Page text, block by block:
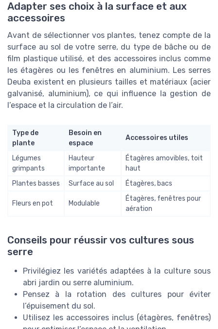
Adapter ses choix à la surface et aux
accessoires
Avant de sélectionner vos plantes, tenez compte de la
surface au sol de votre serre, du type de bâche ou de
film plastique utilisé, et des accessoires inclus comme
les étagères ou les fenêtres en aluminium. Les serres
Deuba existent en plusieurs tailles et matériaux (acier
galvanisé, aluminium), ce qui influence la gestion de
l’espace et la circulation de l’air.
Type de
plante
Besoin en
espace
Accessoires utiles
Légumes
grimpants
Hauteur
importante
Étagères amovibles, toit
haut
Plantes basses
Surface au sol Étagères, bacs
Fleurs en pot Modulable
Étagères, fenêtres pour
aération
Conseils pour réussir vos cultures sous
serre
Privilégiez les variétés adaptées à la culture sous
abri jardin ou serre aluminium.
Pensez à la rotation des cultures pour éviter
l’épuisement du sol.
Utilisez les accessoires inclus (étagères, fenêtres)